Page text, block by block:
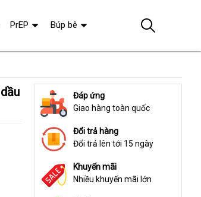
Đáp ứng
Giao hàng toàn quốc
Đổi trả hàng
Đổi trả lên tới 15 ngày
Khuyến mãi
Nhiều khuyến mãi lớn
PrEP Búp bê